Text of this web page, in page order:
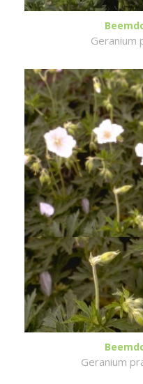
Geranium
Geranium